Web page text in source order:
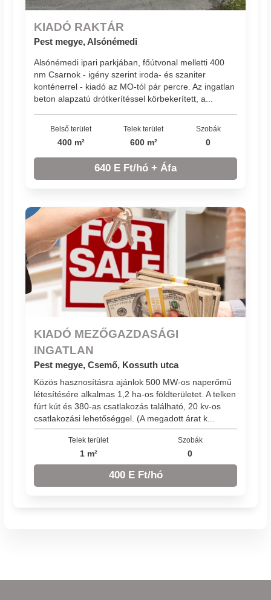
KIADÓ RAKTÁR
Pest megye, Alsónémedi
Alsónémedi ipari parkjában, főútvonal melletti 400
nm Csarnok - igény szerint iroda- és szaniter
konténerrel - kiadó az MO-tól pár percre. Az ingatlan
beton alapzatú drótkerítéssel körbekerített, a...
Belső terület
400 m²
Telek terület
600 m²
Szobák
0
640 E Ft/hó + Áfa
KIADÓ MEZŐGAZDASÁGI
INGATLAN
Pest megye, Csemő, Kossuth utca
Közös hasznosításra ajánlok 500 MW-os naperőmű
létesítésére alkalmas 1,2 ha-os földterületet. A telken
fúrt kút és 380-as csatlakozás található, 20 kv-os
csatlakozási lehetőséggel. (A megadott árat k...
Telek terület
1 m²
Szobák
0
400 E Ft/hó